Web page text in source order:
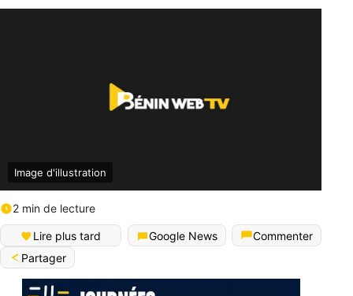
Image d'illustration
2 min de lecture
Lire plus tard Google News
Commenter
Partager